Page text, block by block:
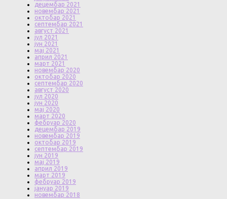
децембар 2021
новембар 2021
октобар 2021
септембар 2021
август 2021
јул 2021
јун 2021
мај 2021
април 2021
март 2021
новембар 2020
октобар 2020
септембар 2020
август 2020
јул 2020
јун 2020
мај 2020
март 2020
фебруар 2020
децембар 2019
новембар 2019
октобар 2019
септембар 2019
јун 2019
мај 2019
април 2019
март 2019
фебруар 2019
јануар 2019
новембар 2018